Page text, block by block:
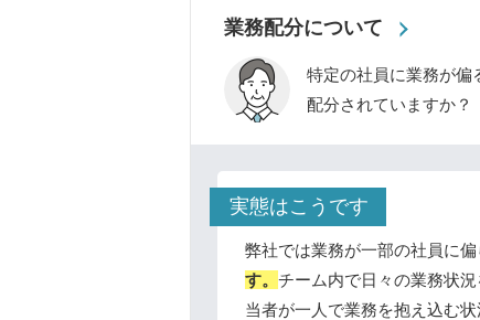
業務配分について
特定の社員に業務が偏
配分されていますか？
実態はこうです
弊社では業務が一部の社員に偏
す。 チーム内で日々の業務状
当者が一人で業務を抱え込む状